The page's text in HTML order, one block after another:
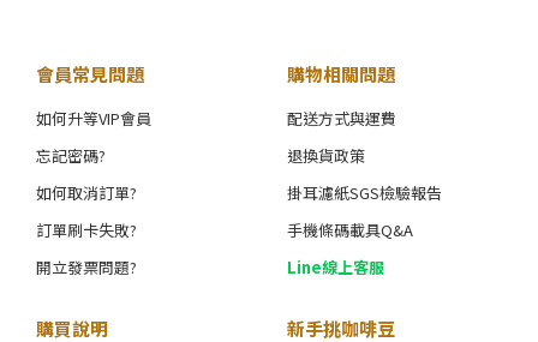
會員常見問題
如何升等VIP會員
忘記密碼?
如何取消訂單?
訂單刷卡失敗?
開立發票問題?
購物相關問題
配送方式與運費
退換貨政策
掛耳濾紙SGS檢驗報告
手機條碼載具Q&A
Line線上客服
購買說明 新手挑咖啡豆